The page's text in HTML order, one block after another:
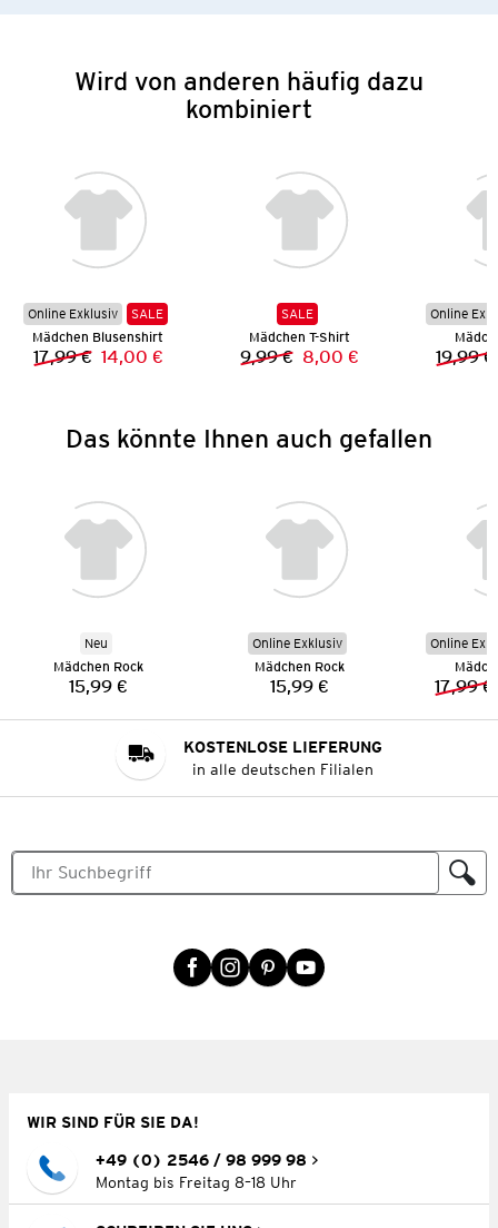
Wird von anderen häufig dazu
kombiniert
Online Exklusiv
SALE
Mädchen Blusenshirt
Vorheriger Preis:
17,99 € Neuer Preis:
14,00 €
SALE
Mädchen T-Shirt
Vorheriger Preis:
9,99 € Neuer Preis:
8,00 €
Online
19,99 €
Das könnte Ihnen auch gefallen
Neu
Mädchen Rock
Preis:
15,99 €
Online Exklusiv
Mädchen Rock
Preis:
15,99 €
Online
17,99 €
KOSTENLOSE LIEFERUNG
in alle deutschen Filialen
WIR SIND FÜR SIE DA!
+49 (0) 2546 / 98 999 98
Montag bis Freitag 8–18 Uhr